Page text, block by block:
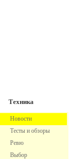
Техника
Новости
Тесты и обзоры
Ревю
Выбор